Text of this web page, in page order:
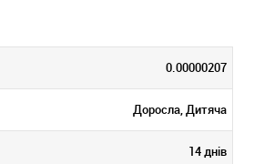
0.00000207
Доросла, Дитяча
14 днів